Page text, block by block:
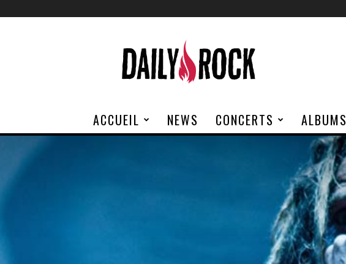
Rock
ACCUEIL NEWS CONCERTS ALBUMS